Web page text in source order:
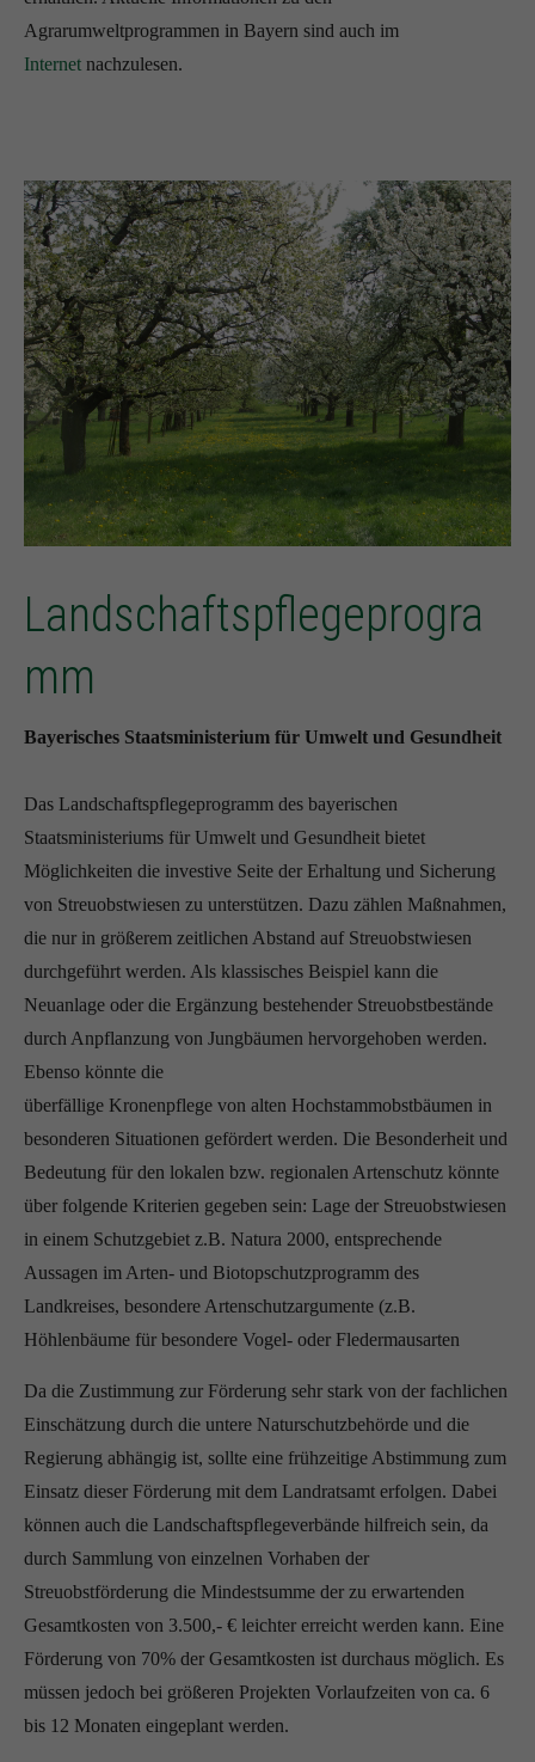
Agrarumweltprogrammen in Bayern sind auch im
Internet nachzulesen.
Landschaftspflegeprogra
mm
Bayerisches Staatsministerium für Umwelt und Gesundheit
Das Landschaftspflegeprogramm des bayerischen
Staatsministeriums für Umwelt und Gesundheit bietet
Möglichkeiten die investive Seite der Erhaltung und Sicherung
von Streuobstwiesen zu unterstützen. Dazu zählen Maßnahmen,
die nur in größerem zeitlichen Abstand auf Streuobstwiesen
durchgeführt werden. Als klassisches Beispiel kann die
Neuanlage oder die Ergänzung bestehender Streuobstbestände
durch Anpflanzung von Jungbäumen hervorgehoben werden.
Ebenso könnte die
überfällige Kronenpflege von alten Hochstammobstbäumen in
besonderen Situationen gefördert werden. Die Besonderheit und
Bedeutung für den lokalen bzw. regionalen Artenschutz könnte
über folgende Kriterien gegeben sein: Lage der Streuobstwiesen
in einem Schutzgebiet z.B. Natura 2000, entsprechende
Aussagen im Arten- und Biotopschutzprogramm des
Landkreises, besondere Artenschutzargumente (z.B.
Höhlenbäume für besondere Vogel- oder Fledermausarten
Da die Zustimmung zur Förderung sehr stark von der fachlichen
Einschätzung durch die untere Naturschutzbehörde und die
Regierung abhängig ist, sollte eine frühzeitige Abstimmung zum
Einsatz dieser Förderung mit dem Landratsamt erfolgen. Dabei
können auch die Landschaftspflegeverbände hilfreich sein, da
durch Sammlung von einzelnen Vorhaben der
Streuobstförderung die Mindestsumme der zu erwartenden
Gesamtkosten von 3.500,- € leichter erreicht werden kann. Eine
Förderung von 70% der Gesamtkosten ist durchaus möglich. Es
müssen jedoch bei größeren Projekten Vorlaufzeiten von ca. 6
bis 12 Monaten eingeplant werden.